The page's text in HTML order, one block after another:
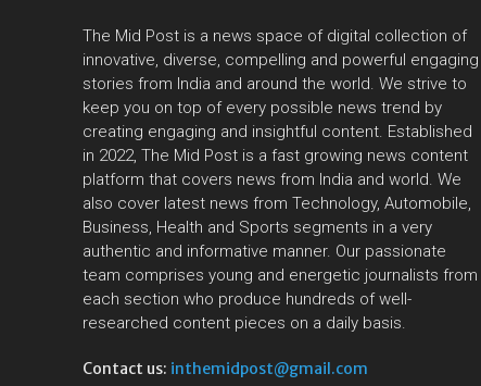
The Mid Post is a news space of digital collection of
innovative, diverse, compelling and powerful engaging
stories from India and around the world. We strive to
keep you on top of every possible news trend by
creating engaging and insightful content. Established
in 2022, The Mid Post is a fast growing news content
platform that covers news from India and world. We
also cover latest news from Technology, Automobile,
Business, Health and Sports segments in a very
authentic and informative manner. Our passionate
team comprises young and energetic journalists from
each section who produce hundreds of well-
researched content pieces on a daily basis.
Contact us: inthemidpost@gmail.com